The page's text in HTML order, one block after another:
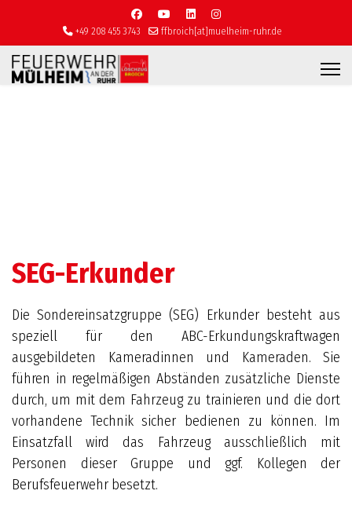
+49 208 455 3743 ffbroich[at]muelheim-ruhr.de
SEG-Erkunder
Die Sondereinsatzgruppe (SEG) Erkunder besteht aus
speziell für den ABC-Erkundungskraftwagen
ausgebildeten Kameradinnen und Kameraden. Sie
führen in regelmäßigen Abständen zusätzliche Dienste
durch, um mit dem Fahrzeug zu trainieren und die dort
vorhandene Technik sicher bedienen zu können. Im
Einsatzfall wird das Fahrzeug ausschließlich mit
Personen dieser Gruppe und ggf. Kollegen der
Berufsfeuerwehr besetzt.